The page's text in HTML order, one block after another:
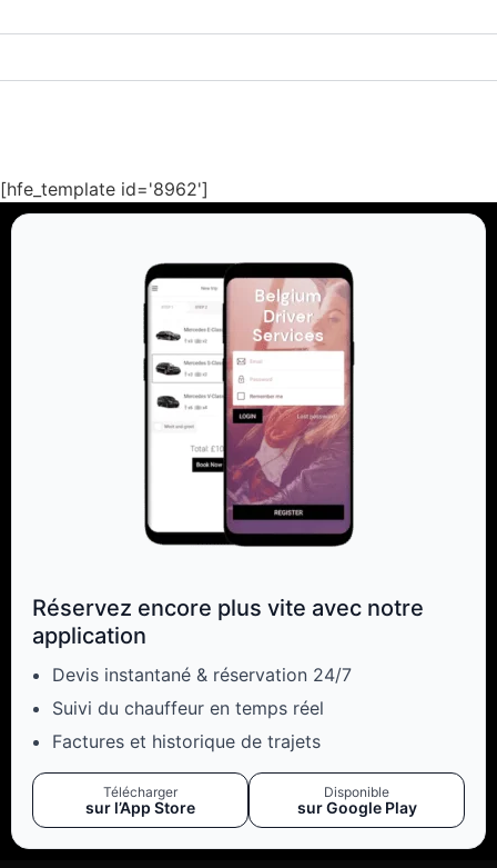
[hfe_template id='8962']
Réservez encore plus vite avec notre
application
Devis instantané & réservation 24/7
Suivi du chauffeur en temps réel
Factures et historique de trajets
Télécharger
sur l’App Store
Disponible
sur Google Play